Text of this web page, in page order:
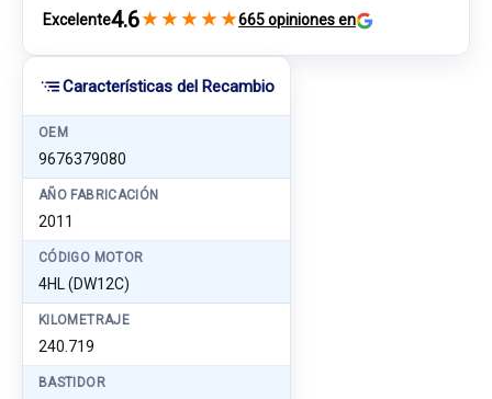
Características del Recambio
OEM
9676379080
AÑO FABRICACIÓN
2011
CÓDIGO MOTOR
4HL (DW12C)
KILOMETRAJE
240.719
BASTIDOR
Excelente4.6★ ★ ★ ★ ★665 opiniones en